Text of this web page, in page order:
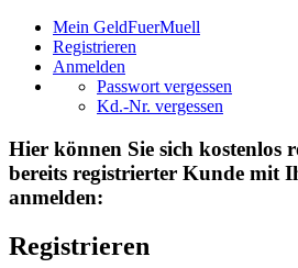
Mein GeldFuerMuell
Registrieren
Anmelden
Passwort vergessen
Kd.-Nr. vergessen
Hier können Sie sich kostenlos
bereits registrierter Kunde mit
anmelden:
Registrieren